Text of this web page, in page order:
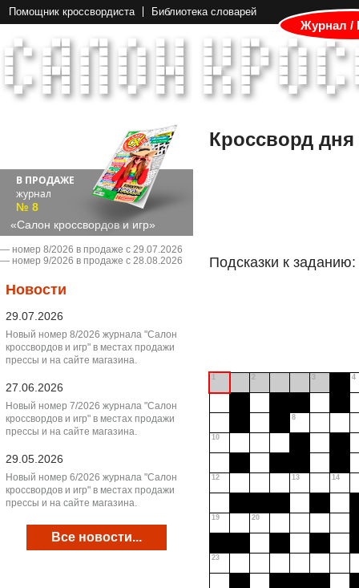
Помощник кроссвордиста Библиотека словарей
Журнал /
В ПРОДАЖЕ
журнал
№ 8
«Салон кроссвордов и игр»
― номер 8/2026 в продаже с 29.07.2026
― номер 9/2026 в продаже с 28.08.2026
Новости
29.07.2026
Новый номер 8/2026 журнала "Салон
кроссвордов и игр" в местах продажи
прессы и на сайте магазина.
27.06.2026
Новый номер 7/2026 журнала "Салон
кроссвордов и игр" в местах продажи
прессы и на сайте магазина.
29.05.2026
Новый номер 6/2026 журнала "Салон
кроссвордов и игр" в местах продажи
прессы и на сайте магазина.
Все новости...
Кроссворд дня
Подсказки к заданию:
1 2 3 4
8
10
12 13 14
19 20
23